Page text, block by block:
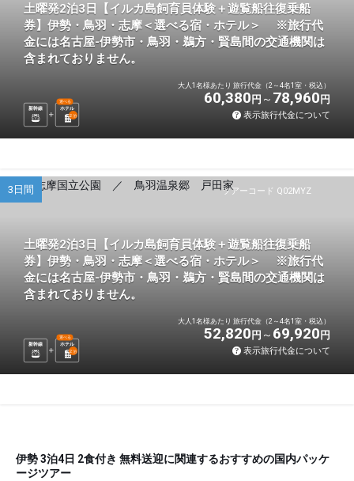
土曜発2泊3日【イルカ島飼育員体験＋遊覧船往復乗船
券】伊勢・鳥羽・志摩＜選べる宿・ホテル＞ ※旅行代
金には名古屋-伊勢市・鳥羽・鵜方・賢島間の交通機関は
含まれておりません。
新幹線 ホテル
選べる
2泊
大人1名様あたり 旅行代金（2～4名1室・税込）
60,380 円 78,960 円
表示旅行代金について
ツアーコード Q02MYZ
3日間
土曜発2泊3日【イルカ島飼育員体験＋遊覧船往復乗船
券】伊勢・鳥羽・志摩＜選べる宿・ホテル＞ ※旅行代
金には名古屋-伊勢市・鳥羽・鵜方・賢島間の交通機関は
含まれておりません。
新幹線 ホテル
選べる
2泊
大人1名様あたり 旅行代金（2～4名1室・税込）
52,820 円 69,920 円
表示旅行代金について
伊勢 3泊4日 2食付き 無料送迎に関連するおすすめの国内パッケ
ージツアー